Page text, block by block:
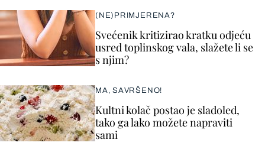
(NE)PRIMJERENA?
Svećenik kritizirao kratku odjeću
usred toplinskog vala, slažete li se
s njim?
MA, SAVRŠENO!
Kultni kolač postao je sladoled,
tako ga lako možete napraviti
sami